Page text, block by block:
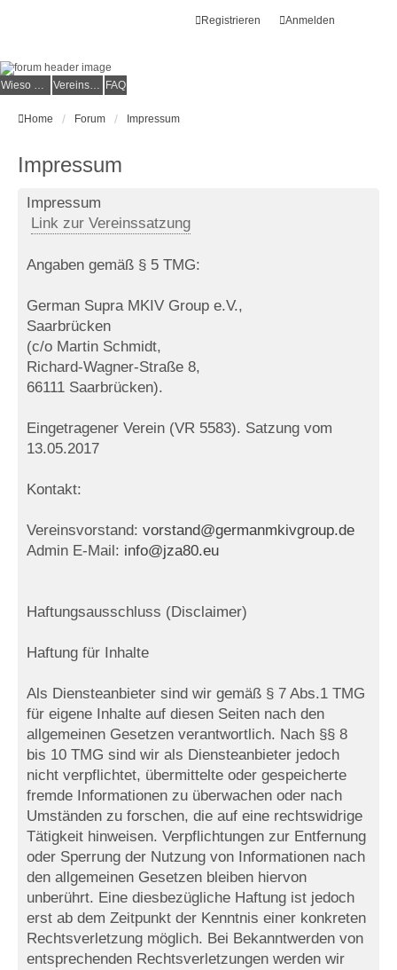
Anmelden
Registrieren
Wieso der e.V.? Vereinsmitglied werden FAQ
Home Forum Impressum
Impressum
Impressum
Link zur Vereinssatzung
Angaben gemäß § 5 TMG:
German Supra MKIV Group e.V.,
Saarbrücken
(c/o Martin Schmidt,
Richard-Wagner-Straße 8,
66111 Saarbrücken).
Eingetragener Verein (VR 5583). Satzung vom
13.05.2017
Kontakt:
Vereinsvorstand: vorstand@germanmkivgroup.de
Admin E-Mail: info@jza80.eu
Haftungsausschluss (Disclaimer)
Haftung für Inhalte
Als Diensteanbieter sind wir gemäß § 7 Abs.1 TMG
für eigene Inhalte auf diesen Seiten nach den
allgemeinen Gesetzen verantwortlich. Nach §§ 8
bis 10 TMG sind wir als Diensteanbieter jedoch
nicht verpflichtet, übermittelte oder gespeicherte
fremde Informationen zu überwachen oder nach
Umständen zu forschen, die auf eine rechtswidrige
Tätigkeit hinweisen. Verpflichtungen zur Entfernung
oder Sperrung der Nutzung von Informationen nach
den allgemeinen Gesetzen bleiben hiervon
unberührt. Eine diesbezügliche Haftung ist jedoch
erst ab dem Zeitpunkt der Kenntnis einer konkreten
Rechtsverletzung möglich. Bei Bekanntwerden von
entsprechenden Rechtsverletzungen werden wir